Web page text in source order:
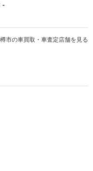
-
市の車買取・車査定店舗を見る